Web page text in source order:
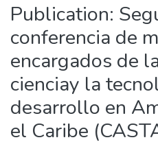
Publication:
conferencia de
encargados de
cienciay la
desarrollo en
el Caribe